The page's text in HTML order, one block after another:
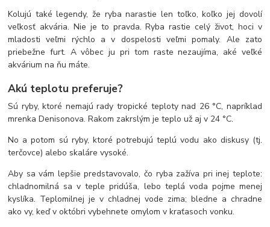
Kolujú také legendy, že ryba narastie len toľko, koľko jej dovolí
veľkosť akvária. Nie je to pravda. Ryba rastie celý život, hoci v
mladosti veľmi rýchlo a v dospelosti veľmi pomaly. Ale zato
priebežne furt. A vôbec ju pri tom raste nezaujíma, aké veľké
akvárium na ňu máte.
Akú teplotu preferuje?
Sú ryby, ktoré nemajú rady tropické teploty nad 26 °C, napríklad
mrenka Denisonova. Rakom zakrslým je teplo už aj v 24 °C.
No a potom sú ryby, ktoré potrebujú teplú vodu ako diskusy (tj.
terčovce) alebo skaláre vysoké.
Aby sa vám lepšie predstavovalo, čo ryba zažíva pri inej teplote:
chladnomilná sa v teple pridúša, lebo teplá voda pojme menej
kyslíka. Teplomilnej je v chladnej vode zima; bledne a chradne
ako vy, keď v októbri vybehnete omylom v kraťasoch vonku.